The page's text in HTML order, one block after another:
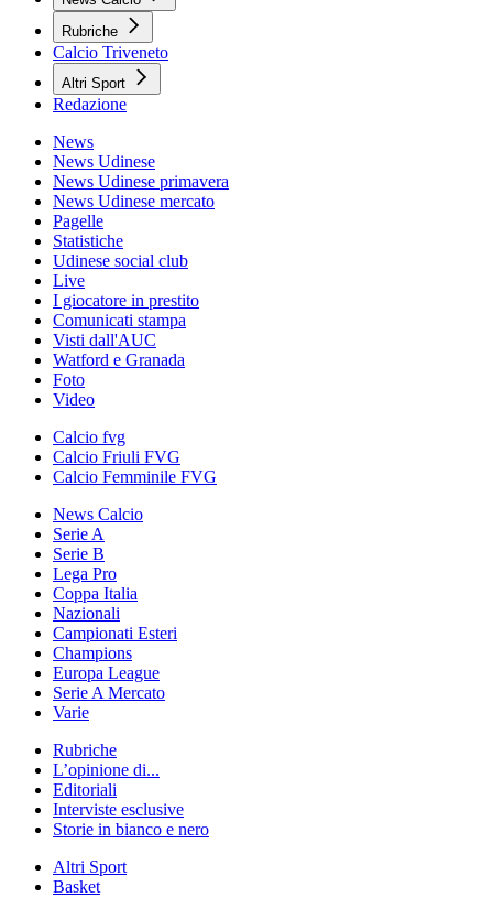
Rubriche
Calcio Triveneto
Altri Sport
Redazione
News
News Udinese
News Udinese primavera
News Udinese mercato
Pagelle
Statistiche
Udinese social club
Live
I giocatore in prestito
Comunicati stampa
Visti dall'AUC
Watford e Granada
Foto
Video
Calcio fvg
Calcio Friuli FVG
Calcio Femminile FVG
News Calcio
Serie A
Serie B
Lega Pro
Coppa Italia
Nazionali
Campionati Esteri
Champions
Europa League
Serie A Mercato
Varie
Rubriche
L’opinione di...
Editoriali
Interviste esclusive
Storie in bianco e nero
Altri Sport
Basket